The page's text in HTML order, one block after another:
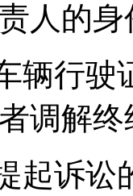
人的
辆行
调解终
起诉